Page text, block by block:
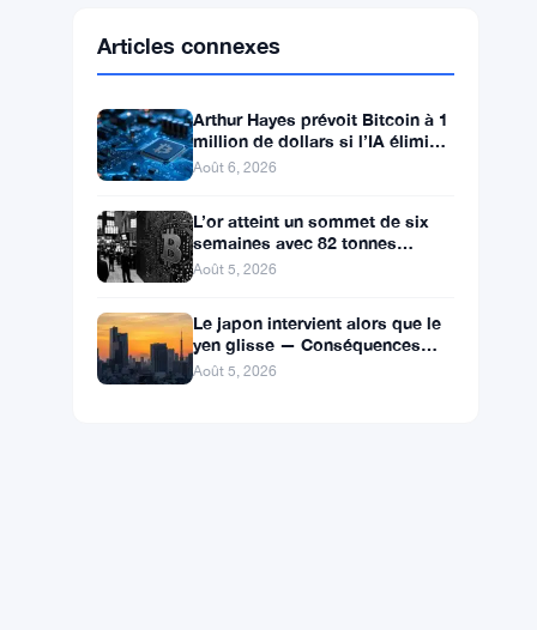
SolanaSOL $74.3180 ▲ +0.29%
XRPXRP $1.0675
Arthur Hayes prévoit Bitcoin à 1